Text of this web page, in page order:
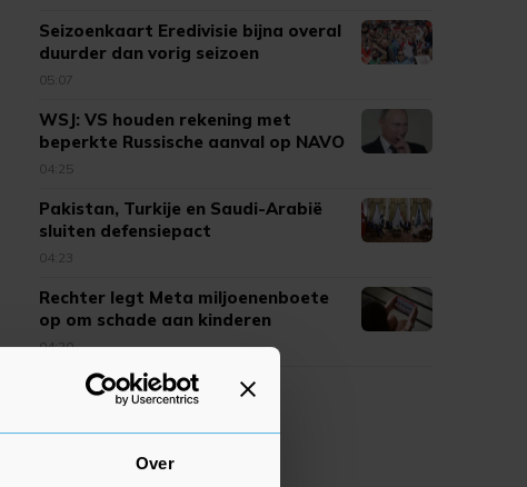
Over
Seizoenkaart Eredivisie bijna overal
duurder dan vorig seizoen
05:07
WSJ: VS houden rekening met
beperkte Russische aanval op NAVO
04:25
Pakistan, Turkije en Saudi-Arabië
sluiten defensiepact
04:23
Rechter legt Meta miljoenenboete
op om schade aan kinderen
04:20